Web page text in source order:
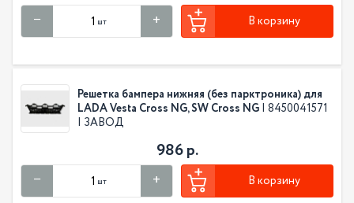
шт В корзину
Решетка бампера нижняя (без парктроника) для
LADA Vesta Cross NG, SW Cross NG | 8450041571
| ЗАВОД
986 р.
шт В корзину